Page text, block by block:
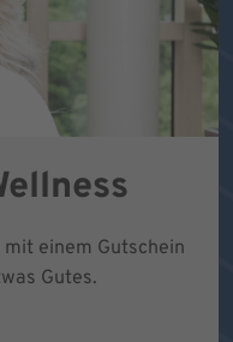
einem Gutschein
Gutes.